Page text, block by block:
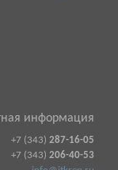
информация
+7 (343) 287-16-05
+7 (343) 206-40-53